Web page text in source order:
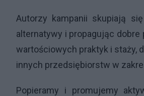
Autorzy kampanii skupiają
alternatywy i propagując
wartościowych praktyk i staży,
innych przedsiębiorstw w
Popieramy i promujemy